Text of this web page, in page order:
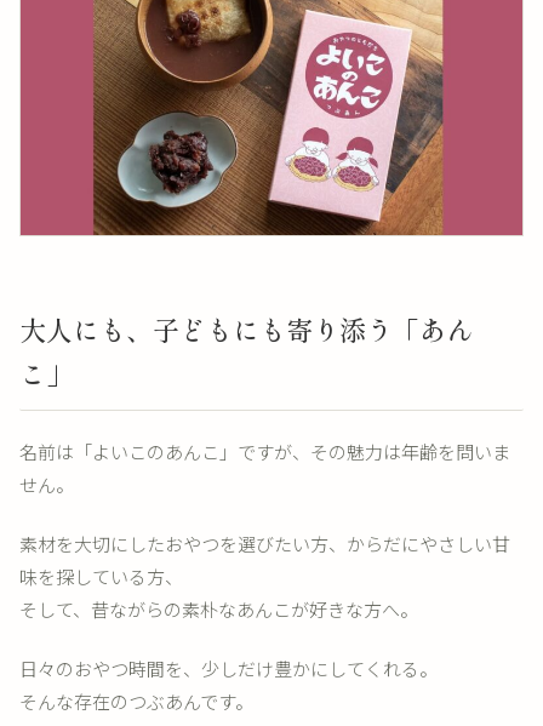
大人にも、子どもにも寄り添う「あん
こ」
名前は「よいこのあんこ」ですが、その魅力は年齢を問いま
せん。
素材を大切にしたおやつを選びたい方、からだにやさしい甘
味を探している方、
そして、昔ながらの素朴なあんこが好きな方へ。
日々のおやつ時間を、少しだけ豊かにしてくれる。
そんな存在のつぶあんです。